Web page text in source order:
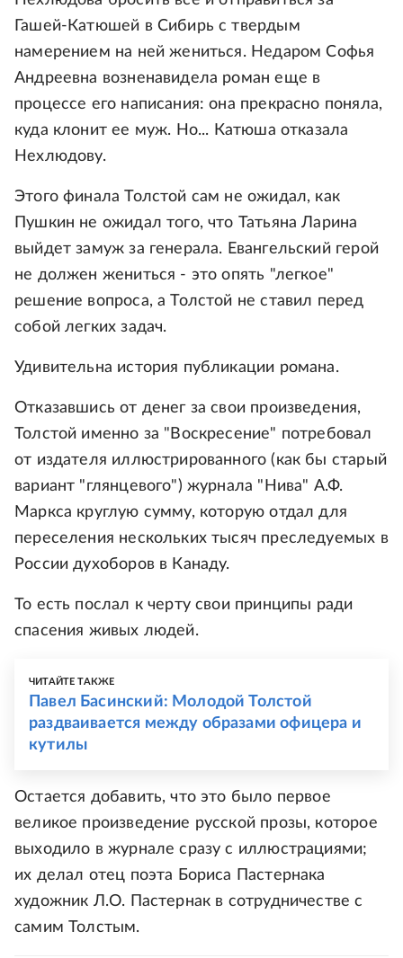
Гашей-Катюшей в Сибирь с твердым
намерением на ней жениться. Недаром Софья
Андреевна возненавидела роман еще в
процессе его написания: она прекрасно поняла,
куда клонит ее муж. Но... Катюша отказала
Нехлюдову.
Этого финала Толстой сам не ожидал, как
Пушкин не ожидал того, что Татьяна Ларина
выйдет замуж за генерала. Евангельский герой
не должен жениться - это опять "легкое"
решение вопроса, а Толстой не ставил перед
собой легких задач.
Удивительна история публикации романа.
Отказавшись от денег за свои произведения,
Толстой именно за "Воскресение" потребовал
от издателя иллюстрированного (как бы старый
вариант "глянцевого") журнала "Нива" А.Ф.
Маркса круглую сумму, которую отдал для
переселения нескольких тысяч преследуемых в
России духоборов в Канаду.
То есть послал к черту свои принципы ради
спасения живых людей.
ЧИТАЙТЕ ТАКЖЕ
Павел Басинский: Молодой Толстой
раздваивается между образами офицера и
кутилы
Остается добавить, что это было первое
великое произведение русской прозы, которое
выходило в журнале сразу с иллюстрациями;
их делал отец поэта Бориса Пастернака
художник Л.О. Пастернак в сотрудничестве с
самим Толстым.